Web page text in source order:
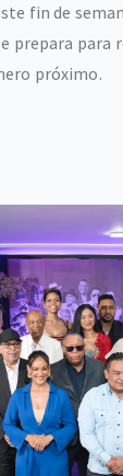
fin de
prepara para
próximo.